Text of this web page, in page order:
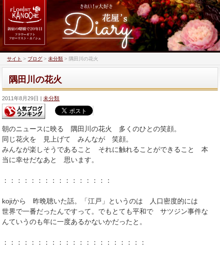
サイト > ブログ >未分類 > 隅田川の花火
隅田川の花火
2011年8月29日 未分類
朝のニュースに映る 隅田川の花火 多くのひとの笑顔。
同じ花火を 見上げて みんなが 笑顔。
みんなが楽しそうであること それに触れることができること 本
当に幸せだなあと 思います。
：：：：：：：：：：：：：：：：
kojiから 昨晩聴いた話。「江戸」というのは 人口密度的には
世界で一番だったんですって。でもとても平和で サツジン事件な
んていうのも年に一度あるかないかだったと。
：：：：：：：：：：：：：：：：：：：：：